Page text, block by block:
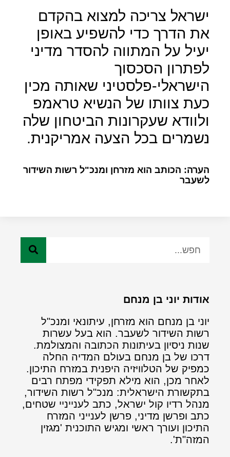
ישראל צריכה למצוא בהקדם
את הדרך כדי להשפיע באופן
יעיל על המתווה להסדר מדיני
לפתרון הסכסוך
הישראלי-פלסטיני שאותה מכין
כעת צוותו של הנשיא טראמפ
ולוודא שעקרונות הביטחון שלה
נשמרים בכל הצעה אמריקנית.
הערה: הכותב הוא מזרחן ומנכ"ל רשות השידור
לשעבר
אודות יוני בן מנחם
יוני בן מנחם הוא מזרחן, עיתונאי ומנכ"ל
רשות השידור לשעבר. הוא בעל עשרות
שנות ניסיון בעיתונות הכתובה והמצולמת.
דרכו של בן מנחם בעולם המדיה החלה
כמפיק של הטלוויזיה היפנית במזרח התיכון.
לאחר מכן, הוא מילא תפקידי מפתח רבים
בתקשורת הישראלית: מנכ"ל רשות השידור,
מנהל רדיו קול ישראל, כתב לענייניי שטחים,
כתב ופרשן מדיני, פרשן לענייני המזרח
התיכון ועורך ראשי ומגיש התוכנית 'מגזין
המזה"ת'.